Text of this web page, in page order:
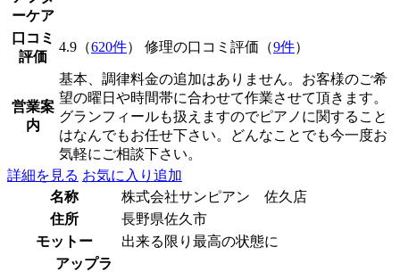
ーケア
口コミ
評価
4.9（620件） 修理の口コミ評価（9件）
営業案
内
基本、調律料金の追加はありません。お客様のご希
望の曜日や時間帯に合わせて作業させて頂きます。
グランフィールも扱えますのでピアノに関すること
はなんでもお任せ下さい。どんなことでも今一度お
気軽にご相談下さい。
詳細を見る お気に入り追加
名称
株式会社サンピアン 佐久店
住所
長野県佐久市
モットー
出来る限り最高の状態に
アップラ